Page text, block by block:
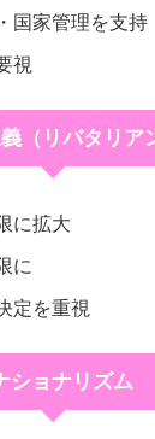
国家管理を支持
視
（リバタリア
に拡大
に
定を重視
ショナリズム